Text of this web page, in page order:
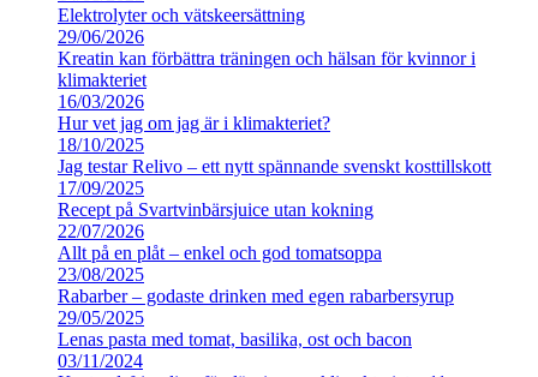
Elektrolyter och vätskeersättning
29/06/2026
Kreatin kan förbättra träningen och hälsan för kvinnor i
klimakteriet
16/03/2026
Hur vet jag om jag är i klimakteriet?
18/10/2025
Jag testar Relivo – ett nytt spännande svenskt kosttillskott
17/09/2025
Recept på Svartvinbärsjuice utan kokning
22/07/2026
Allt på en plåt – enkel och god tomatsoppa
23/08/2025
Rabarber – godaste drinken med egen rabarbersyrup
29/05/2025
Lenas pasta med tomat, basilika, ost och bacon
03/11/2024